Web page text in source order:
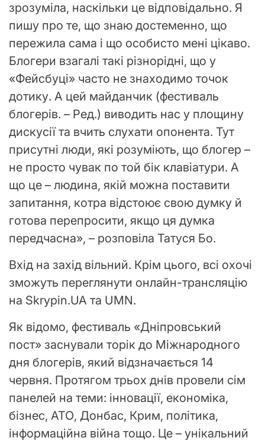
зрозуміла, наскільки це відповідально. Я
пишу про те, що знаю достеменно, що
пережила сама і що особисто мені цікаво.
Блогери взагалі такі різнорідні, що у
«Фейсбуці» часто не знаходимо точок
дотику. А цей майданчик (фестиваль
блогерів. – Ред.) виводить нас у площину
дискусії та вчить слухати опонента. Тут
присутні люди, які розуміють, що блогер –
не просто чувак по той бік клавіатури. А
що це – людина, якій можна поставити
запитання, котра відстоює свою думку й
готова перепросити, якщо ця думка
передчасна», – розповіла Татуся Бо.
Вхід на захід вільний. Крім цього, всі охочі
зможуть переглянути онлайн-трансляцію
на Skrypin.UA та UMN.
Як відомо, фестиваль «Дніпровський
пост» заснували торік до Міжнародного
дня блогерів, який відзначається 14
червня. Протягом трьох днів провели сім
панелей на теми: інновації, економіка,
бізнес, АТО, Донбас, Крим, політика,
інформаційна війна тощо. Це – унікальний